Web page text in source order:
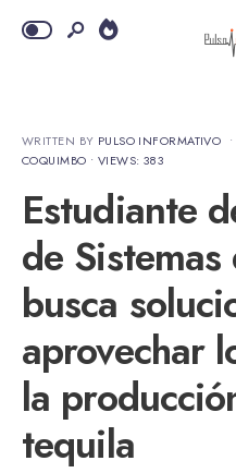
WRITTEN BY PULSO INFORMATIVO •
COQUIMBO • VIEWS: 383
Estudiante
de
busca
aprovechar
la
tequila